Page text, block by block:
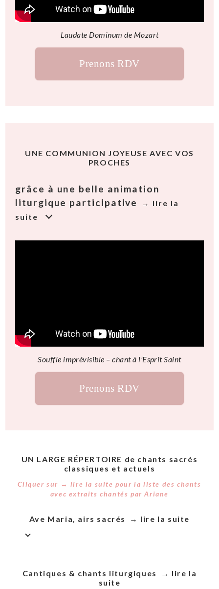
Laudate Dominum de Mozart
Prenons RDV
UNE COMMUNION JOYEUSE AVEC VOS
PROCHES
grâce à une belle animation
liturgique participative
Souffle imprévisible – chant à l’Esprit Saint
Prenons RDV
UN LARGE RÉPERTOIRE de chants sacrés
classiques et actuels
Cliquer sur → lire la suite pour la liste des chants
avec extraits chantés par Ariane
Ave Maria, airs sacrés
Cantiques & chants liturgiques